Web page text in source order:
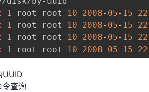
1 root root 10 2008- 05- 15 22
1 root root 10 2008- 05- 15 22
1 root root 10 2008- 05- 15 22
1 root root 10 2008- 05- 15 22
UUID
查询